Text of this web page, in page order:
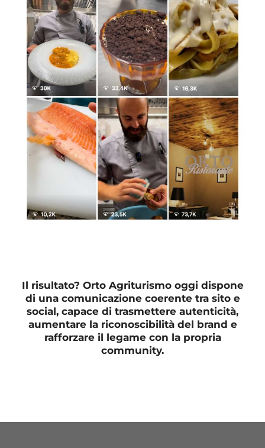
Il risultato? Orto Agriturismo oggi dispone
di una comunicazione coerente tra sito e
social, capace di trasmettere autenticità,
aumentare la riconoscibilità del brand e
rafforzare il legame con la propria
community.